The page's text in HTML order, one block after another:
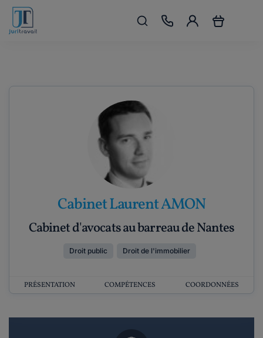
Cabinet Laurent AMON
Cabinet d'avocats au barreau de Nantes
Droit public Droit de l'immobilier
PRÉSENTATION COMPÉTENCES COORDONNÉES